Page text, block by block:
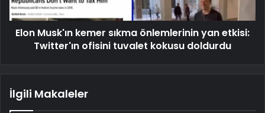
Elon Musk'ın kemer sıkma önlemlerinin yan etkisi:
Twitter'ın ofisini tuvalet kokusu doldurdu
İlgili Makaleler